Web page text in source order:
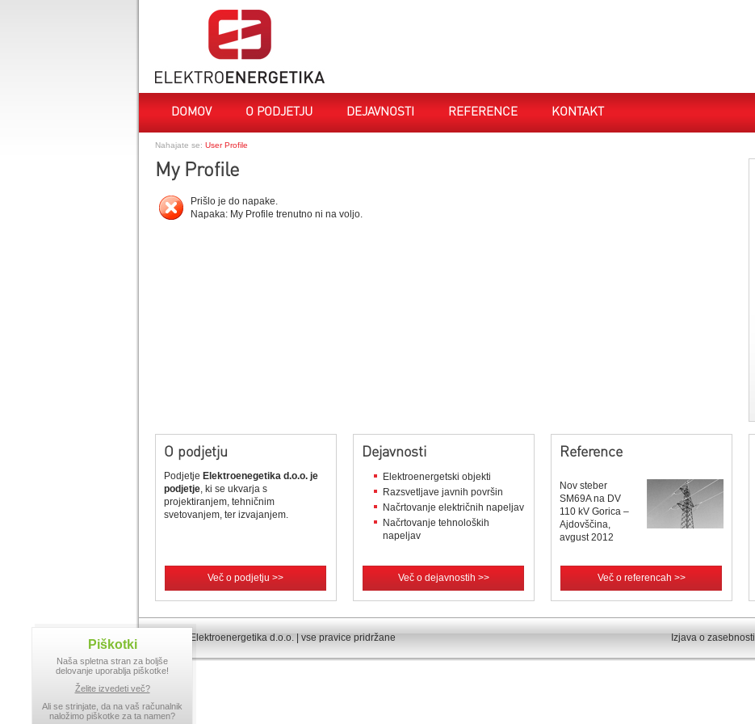
DOMOV O PODJETJU DEJAVNOSTI REFERENCE KONTAKT
Nahajate se: User Profile
My Profile
Prišlo je do napake.
Napaka: My Profile trenutno ni na voljo.
O podjetju
Podjetje Elektroenegetika d.o.o. je
podjetje, ki se ukvarja s
projektiranjem, tehničnim
svetovanjem, ter izvajanjem.
Več o podjetju >>
Dejavnosti
Elektroenergetski objekti
Razsvetljave javnih površin
Načrtovanje električnih napeljav
Načrtovanje tehnoloških
napeljav
Več o dejavnostih >>
Reference
Nov steber
SM69A na DV
110 kV Gorica –
Ajdovščina,
avgust 2012
Več o referencah >>
© 2013 Elektroenergetika d.o.o. | vse pravice pridržane Izjava o zasebnosti
Piškotki
Naša spletna stran za boljše
delovanje uporablja piškotke!
Želite izvedeti več?
Ali se strinjate, da na vaš računalnik
naložimo piškotke za ta namen?